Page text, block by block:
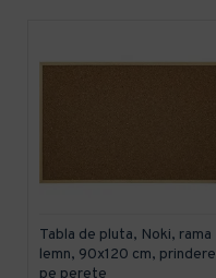
Tabla de pluta, Noki, rama
lemn, 90x120 cm, prindere
pe perete